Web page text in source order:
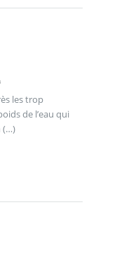
les trop
de l’eau qui
(…)